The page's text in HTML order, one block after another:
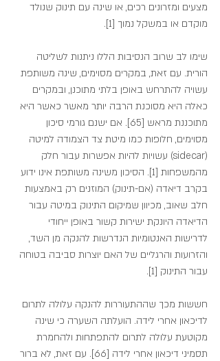
מצעים ומזרונים רכים, או שינה עם תינוק שנולד
מוקדם או במשקל נמוך [1].
שימו לב שרוב הנסיבות הללו ניתנות לשליטה
הורית. עם זאת, במקרים מסוימים, שינה משותפת
עשויה להתרחש באופן בלתי מתוכנן, ובמקרים
כאלה היא מסוכנת הרבה יותר מאשר כאשר היא
מתוכננת מראש [65]. אם ישנם גורמי סיכון
מסוימים, חלופות כמו מיטת צד הצמודה למיטה
(sidecar) עשויות להיות אפשרות עבור חלק
מהמשפחות [1]. הסיכון משינה משותפת אינו ידוע
בקרב דיאדה (אם-תינוק) המוזנים רק באמצעות
חלב שאוב, מכיוון שמיקום התינוק במיטה עבור
הדיאדה היונקת ישירות קשור באופן ייחודי
לדרישות האנטומיות הנדרשות להנקה מן השד,
והזרועות והרגליים של האם יוצרות סביבה בטוחה
עבור התינוק [1].
חששות מכך שההתעוררות להנקה עלולה לתרום
לדיכאון אחרי לידה. הועלתה השערה כי שינה
מקוטעת עלולה לתרום להתפתחות ולהחמרת
תסמיני דיכאון אחרי לידה [66]. עם זאת, לא ברור